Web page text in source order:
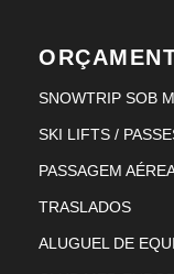
SNOWTRIP SOB
SKI LIFTS /
PASSAGEM
TRASLADOS
ALUGUEL DE